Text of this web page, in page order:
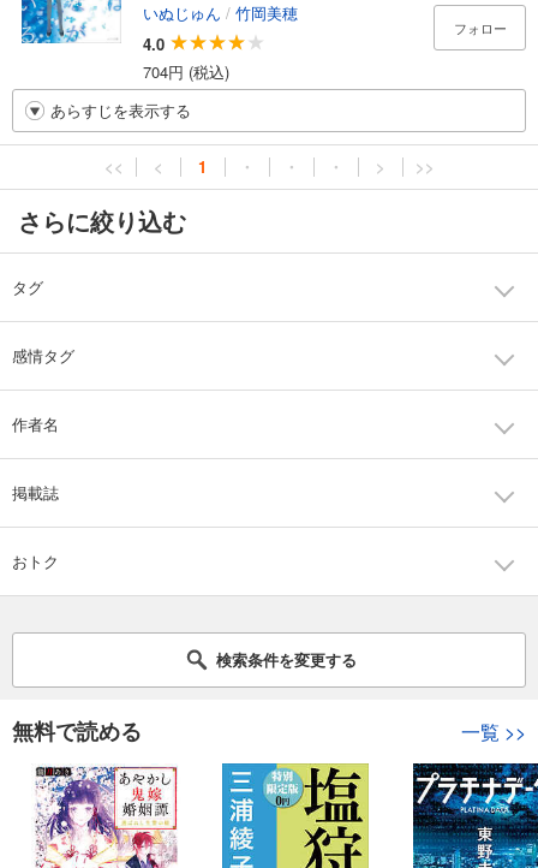
いぬじゅん / 竹岡美穂
4.0
704円 (税込)
フォロー
あらすじを表示する
<< < 1 ・ ・ ・ > >>
さらに絞り込む
タグ
感情タグ
作者名
掲載誌
おトク
検索条件を変更する
無料で読める 一覧 >>